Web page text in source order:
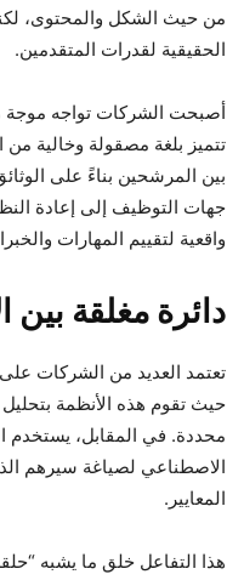
من حيث الشكل والمحتوى،
الحقيقية لقدرات المتقدمين.
أصبحت الشركات تواجه موجة
تتميز بلغة مصقولة وخالية من
بين المرشحين بناءً على
جهات التوظيف إلى إعادة
واقعية لتقييم المهارات
دائرة مغلقة
تعتمد العديد من الشركات
حيث تقوم هذه الأنظمة بتحليل
محددة. في المقابل، يستخدم
الاصطناعي لصياغة سيرهم
المعايير.
هذا التفاعل خلق ما يشبه